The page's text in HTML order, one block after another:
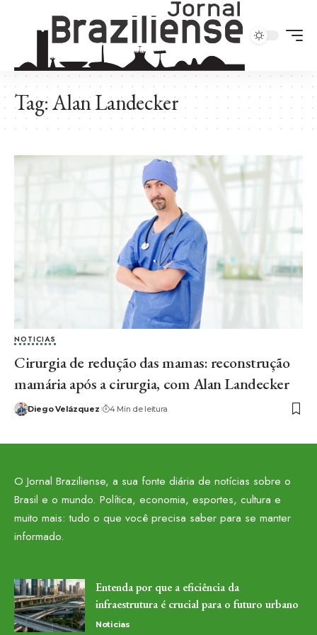
Tag:Alan Landecker
NOTICIAS
Cirurgia de redução das mamas: reconstrução
mamária após a cirurgia, com Alan Landecker
Diego Velázquez 4 Min de leitura
O Jornal Braziliense, a sua fonte diária de notícias sobre o
Brasil e o mundo. Política, economia, esportes, cultura e
muito mais: tudo o que você precisa saber para se manter
informado.
Entenda por que a eficiência da
infraestrutura é crucial para o futuro urbano
Noticias